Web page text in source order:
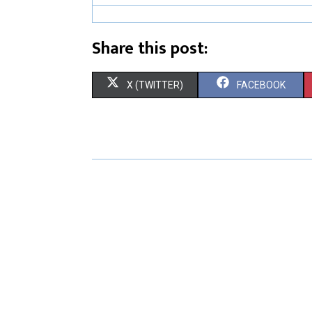
Share this post:
X (TWITTER) FACEBOOK